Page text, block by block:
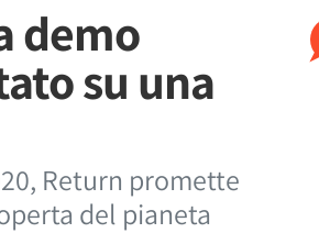
demo
su una
Return promette
del pianeta